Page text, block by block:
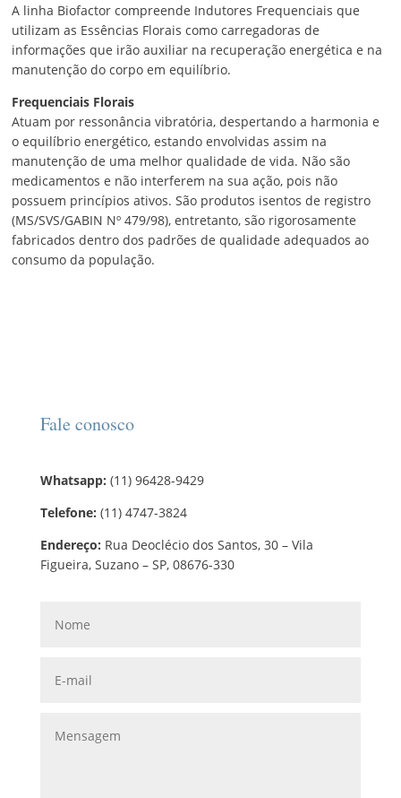
A linha Biofactor compreende Indutores Frequenciais que
utilizam as Essências Florais como carregadoras de
informações que irão auxiliar na recuperação energética e na
manutenção do corpo em equilíbrio.
Frequenciais Florais
Atuam por ressonância vibratória, despertando a harmonia e
o equilíbrio energético, estando envolvidas assim na
manutenção de uma melhor qualidade de vida. Não são
medicamentos e não interferem na sua ação, pois não
possuem princípios ativos. São produtos isentos de registro
(MS/SVS/GABIN Nº 479/98), entretanto, são rigorosamente
fabricados dentro dos padrões de qualidade adequados ao
consumo da população.
Fale conosco
Whatsapp: (11) 96428-9429
Telefone: (11) 4747-3824
Endereço: Rua Deoclécio dos Santos, 30 – Vila
Figueira, Suzano – SP, 08676-330